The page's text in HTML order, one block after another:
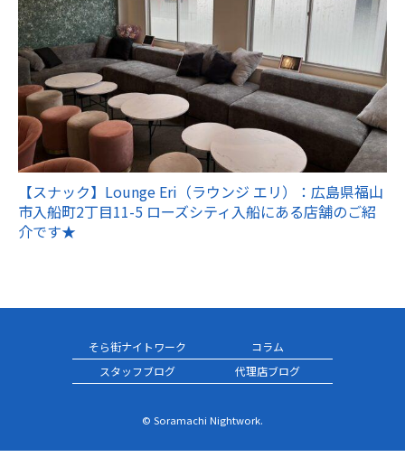
【スナック】Lounge Eri（ラウンジ エリ）：広島県福山
市入船町2丁目11-5 ローズシティ入船にある店舗のご紹
介です★
そら街ナイトワーク
コラム
スタッフブログ
代理店ブログ
© Soramachi Nightwork.